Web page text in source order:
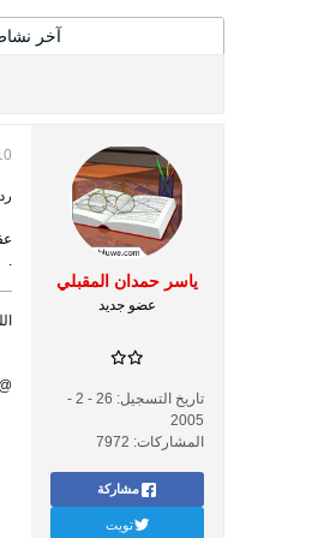
آخر
ياسر حمدان المقبلي
عضو جديد
تاريخ التسجيل:
26 - 2 -
2005
المشاركات: 7972
مشاركة
تويت
.
@yasser_almqbli